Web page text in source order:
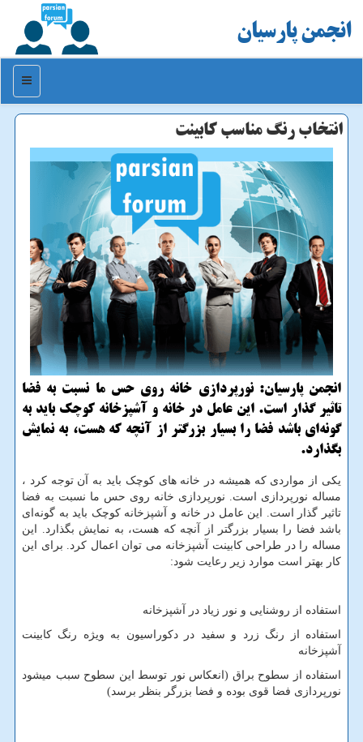
انجمن پارسیان
منو
انتخاب رنگ مناسب كابینت
انجمن پارسیان: نورپردازی خانه روی حس ما نسبت به فضا
تاثیر گذار است. این عامل در خانه و آشپزخانه كوچك باید به
گونه‌ای باشد فضا را بسیار بزرگتر از آنچه كه هست، به نمایش
بگذارد.
یکی از مواردی که همیشه در خانه های کوچک باید به آن توجه کرد ،
مساله نورپردازی است. نورپردازی خانه روی حس ما نسبت به فضا
تاثیر گذار است. این عامل در خانه و آشپزخانه کوچک باید به گونه‌ای
باشد فضا را بسیار بزرگتر از آنچه که هست، به نمایش بگذارد. این
مساله را در طراحی کابینت آشپزخانه می توان اعمال کرد. برای این
کار بهتر است موارد زیر رعایت شود:
استفاده از روشنایی و نور زیاد در آشپزخانه
استفاده از رنگ زرد و سفید در دکوراسیون به ویژه رنگ کابینت
آشپزخانه
استفاده از سطوح براق (انعکاس نور توسط این سطوح سبب میشود
نورپردازی فضا قوی بوده و فضا بزرگر بنظر برسد)